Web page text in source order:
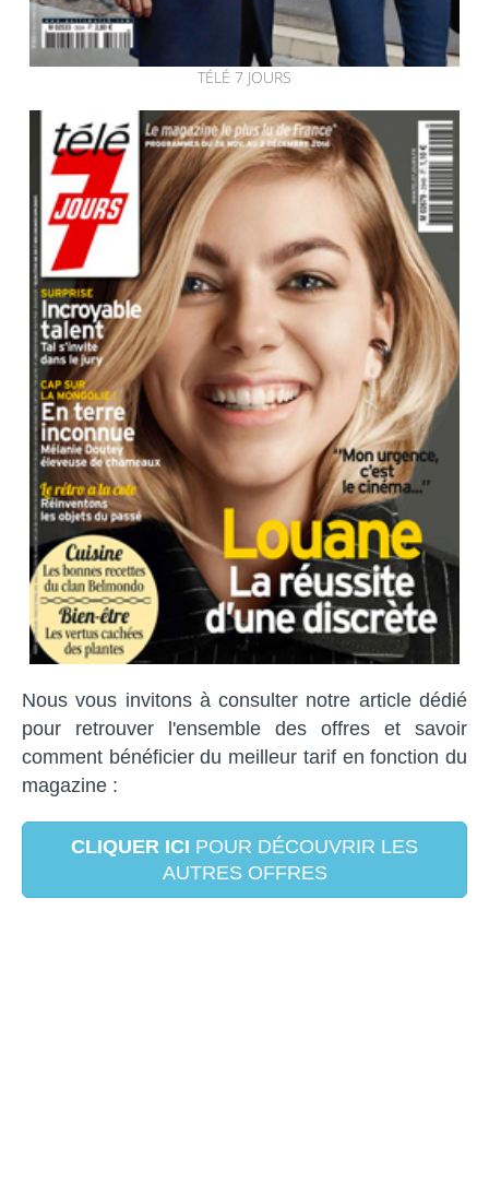
TÉLÉ 7 JOURS
Nous vous invitons à consulter notre article dédié
pour retrouver l'ensemble des offres et savoir
comment bénéficier du meilleur tarif en fonction du
magazine :
CLIQUER ICI POUR DÉCOUVRIR LES
AUTRES OFFRES